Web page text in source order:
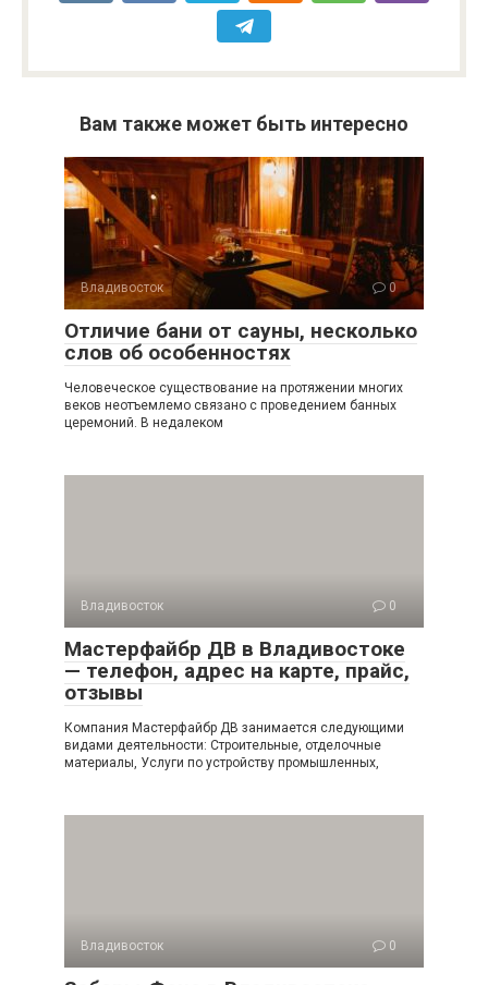
Вам также может быть интересно
Владивосток 0
Отличие бани от сауны, несколько
слов об особенностях
Человеческое существование на протяжении многих
веков неотъемлемо связано с проведением банных
церемоний. В недалеком
Владивосток 0
Мастерфайбр ДВ в Владивостоке
— телефон, адрес на карте, прайс,
отзывы
Компания Мастерфайбр ДВ занимается следующими
видами деятельности: Строительные, отделочные
материалы, Услуги по устройству промышленных,
Владивосток 0